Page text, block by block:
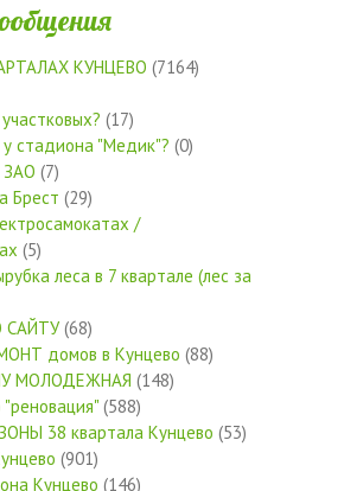
КУНЦЕВО (7164)
(17)
стадиона "Медик"? (0)
ЗАО (7)
Брест (29)
/
(5)
леса в 7 квартале (лес за
САЙТУ(68)
домов в Кунцево (88)
МОЛОДЕЖНАЯ (148)
(588)
38 квартала Кунцево (53)
(901)
Кунцево (146)